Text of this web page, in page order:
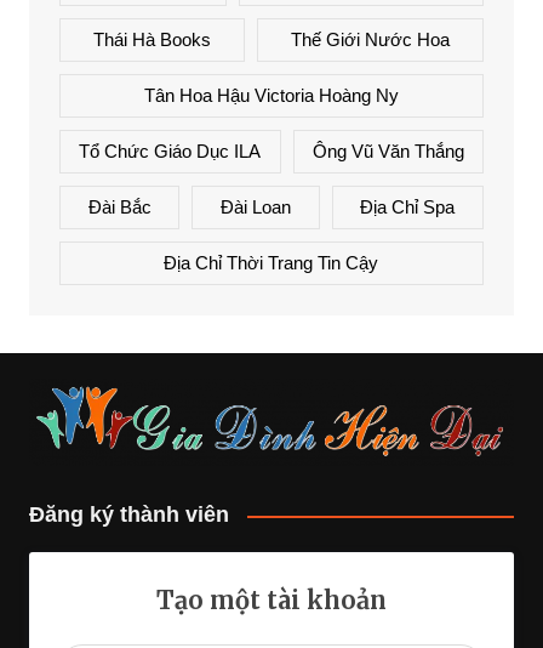
Thái Hà Books Thế Giới Nước Hoa
Tân Hoa Hậu Victoria Hoàng Ny
Tổ Chức Giáo Dục ILA Ông Vũ Văn Thắng
Đài Bắc Đài Loan Địa Chỉ Spa
Địa Chỉ Thời Trang Tin Cậy
Đăng ký thành viên
Tạo một tài khoản